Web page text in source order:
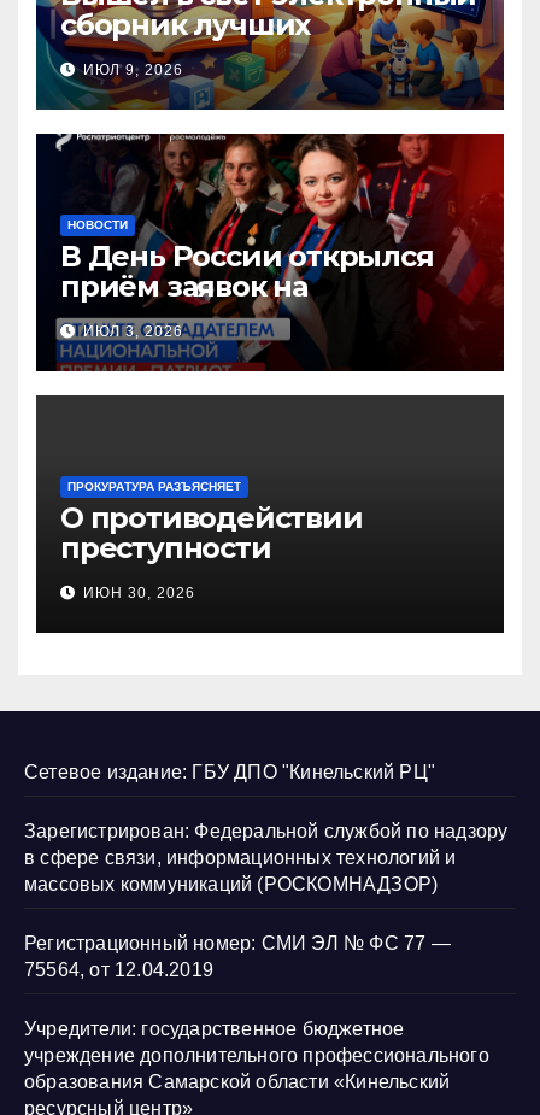
сборник лучших
инновационных практик
педагогов дошкольного
образования!
ИЮЛ 9, 2026
НОВОСТИ
В День России открылся
приём заявок на
Национальную премию
«Патриот»
ИЮЛ 3, 2026
ПРОКУРАТУРА РАЗЪЯСНЯЕТ
О противодействии
преступности
несовершеннолетних и
нарушению их прав
ИЮН 30, 2026
Сетевое издание: ГБУ ДПО "Кинельский РЦ"
Зарегистрирован: Федеральной службой по надзору
в сфере связи, информационных технологий и
массовых коммуникаций (РОСКОМНАДЗОР)
Регистрационный номер: СМИ ЭЛ № ФС 77 —
75564, от 12.04.2019
Учредители: государственное бюджетное
учреждение дополнительного профессионального
образования Самарской области «Кинельский
ресурсный центр»